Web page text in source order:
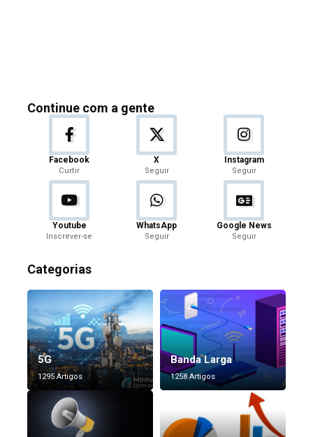
Continue com a gente
Facebook
Curtir
X
Seguir
Instagram
Seguir
Youtube
Inscrever-se
WhatsApp
Seguir
Google News
Seguir
Categorias
5G
1295 Artigos
Banda Larga
1258 Artigos